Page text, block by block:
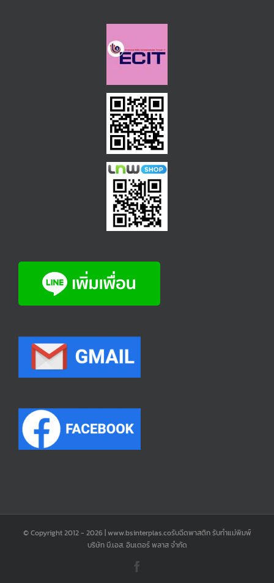
© Copyright 2012 - 2026 | www.bsinterplas.coรับฉีดพาสติก รับทำแม่พิมพ์
บริษัท บี.เอส. อินเตอร์ พลาส จำกัด